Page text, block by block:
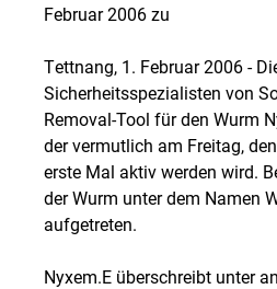
Februar 2006 zu
Tettnang, 1. Februar 2006 -
Sicherheitsspezialisten von
Removal-Tool für den Wurm
der vermutlich am Freitag,
erste Mal aktiv werden wird.
der Wurm unter dem Namen
aufgetreten.
Nyxem.E überschreibt unter